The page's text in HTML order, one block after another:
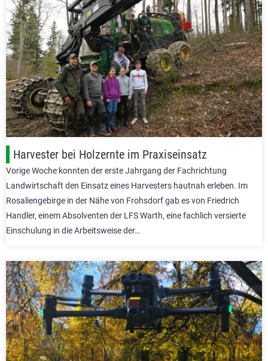
Harvester bei Holzernte im Praxiseinsatz
Vorige Woche konnten der erste Jahrgang der Fachrichtung
Landwirtschaft den Einsatz eines Harvesters hautnah erleben. Im
Rosaliengebirge in der Nähe von Frohsdorf gab es von Friedrich
Handler, einem Absolventen der LFS Warth, eine fachlich versierte
Einschulung in die Arbeitsweise der…